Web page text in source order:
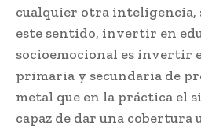
cualquier otra inteligencia,
este sentido, invertir en
socioemocional es invertir
primaria y secundaria de
metal que en la práctica el
capaz de dar una cobertura